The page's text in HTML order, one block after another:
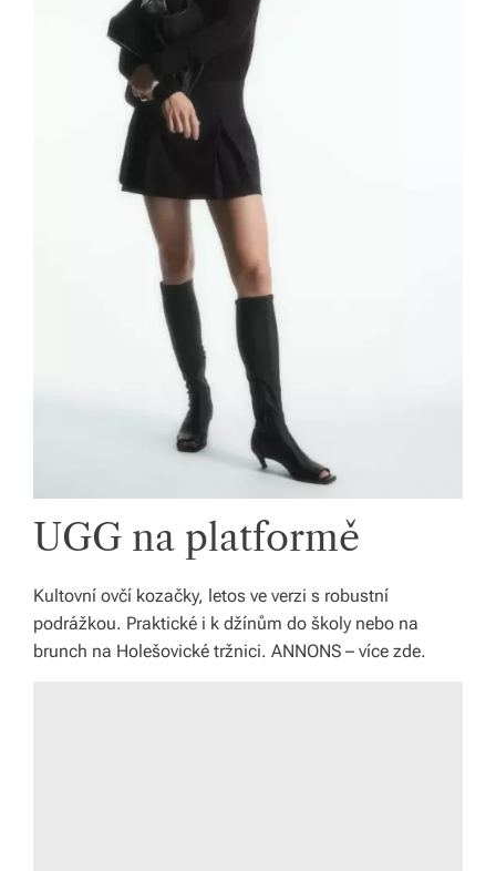
UGG na platformě
Kultovní ovčí kozačky, letos ve verzi s robustní
podrážkou. Praktické i k džínům do školy nebo na
brunch na Holešovické tržnici. ANNONS – více zde.